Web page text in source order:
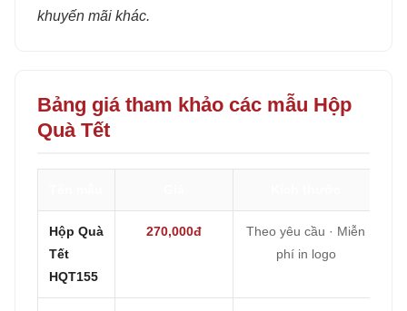
khuyến mãi khác.
Bảng giá tham khảo các mẫu Hộp
Quà Tết
Hộp Quà
Tết
HQT155
270,000đ
Theo yêu cầu · Miễn
phí in logo